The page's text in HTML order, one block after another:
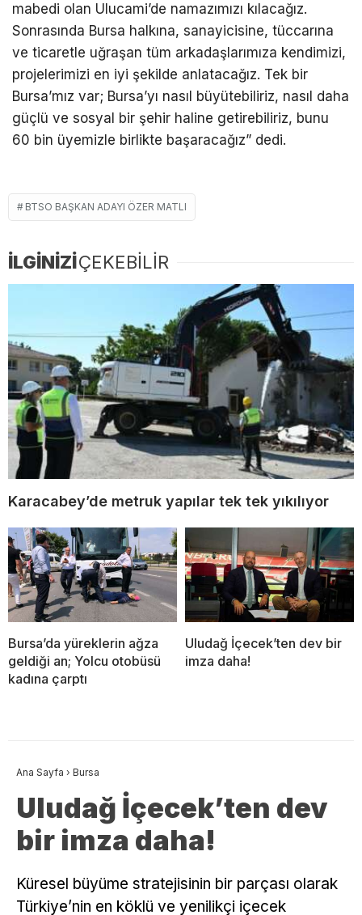
mabedi olan Ulucami’de namazımızı kılacağız.
Sonrasında Bursa halkına, sanayicisine, tüccarına
ve ticaretle uğraşan tüm arkadaşlarımıza kendimizi,
projelerimizi en iyi şekilde anlatacağız. Tek bir
Bursa’mız var; Bursa’yı nasıl büyütebiliriz, nasıl daha
güçlü ve sosyal bir şehir haline getirebiliriz, bunu
60 bin üyemizle birlikte başaracağız” dedi.
BTSO BAŞKAN ADAYI ÖZER MATLI
İLGİNİZİÇEKEBİLİR
Karacabey’de metruk yapılar tek tek yıkılıyor
Bursa’da yüreklerin ağza
geldiği an; Yolcu otobüsü
kadına çarptı
Uludağ İçecek’ten dev bir
imza daha!
Ana Sayfa › Bursa
Uludağ İçecek’ten dev
bir imza daha!
Küresel büyüme stratejisinin bir parçası olarak
Türkiye’nin en köklü ve yenilikçi içecek